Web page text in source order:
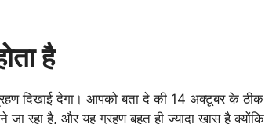
है
दिखाई देगा। आपको बता दे की 14 अक्टूबर के ठीक
रहा है, और यह ग्रहण बहुत ही ज्यादा खास है क्योंकि